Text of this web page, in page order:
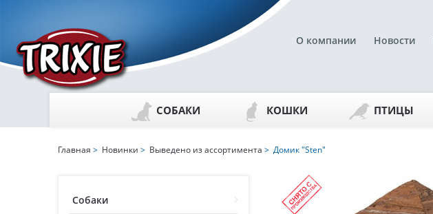
О компании Новости
СОБАКИ КОШКИ ПТИЦЫ
Собаки
Главная > Новинки > Выведено из ассортимента > Домик "Sten"